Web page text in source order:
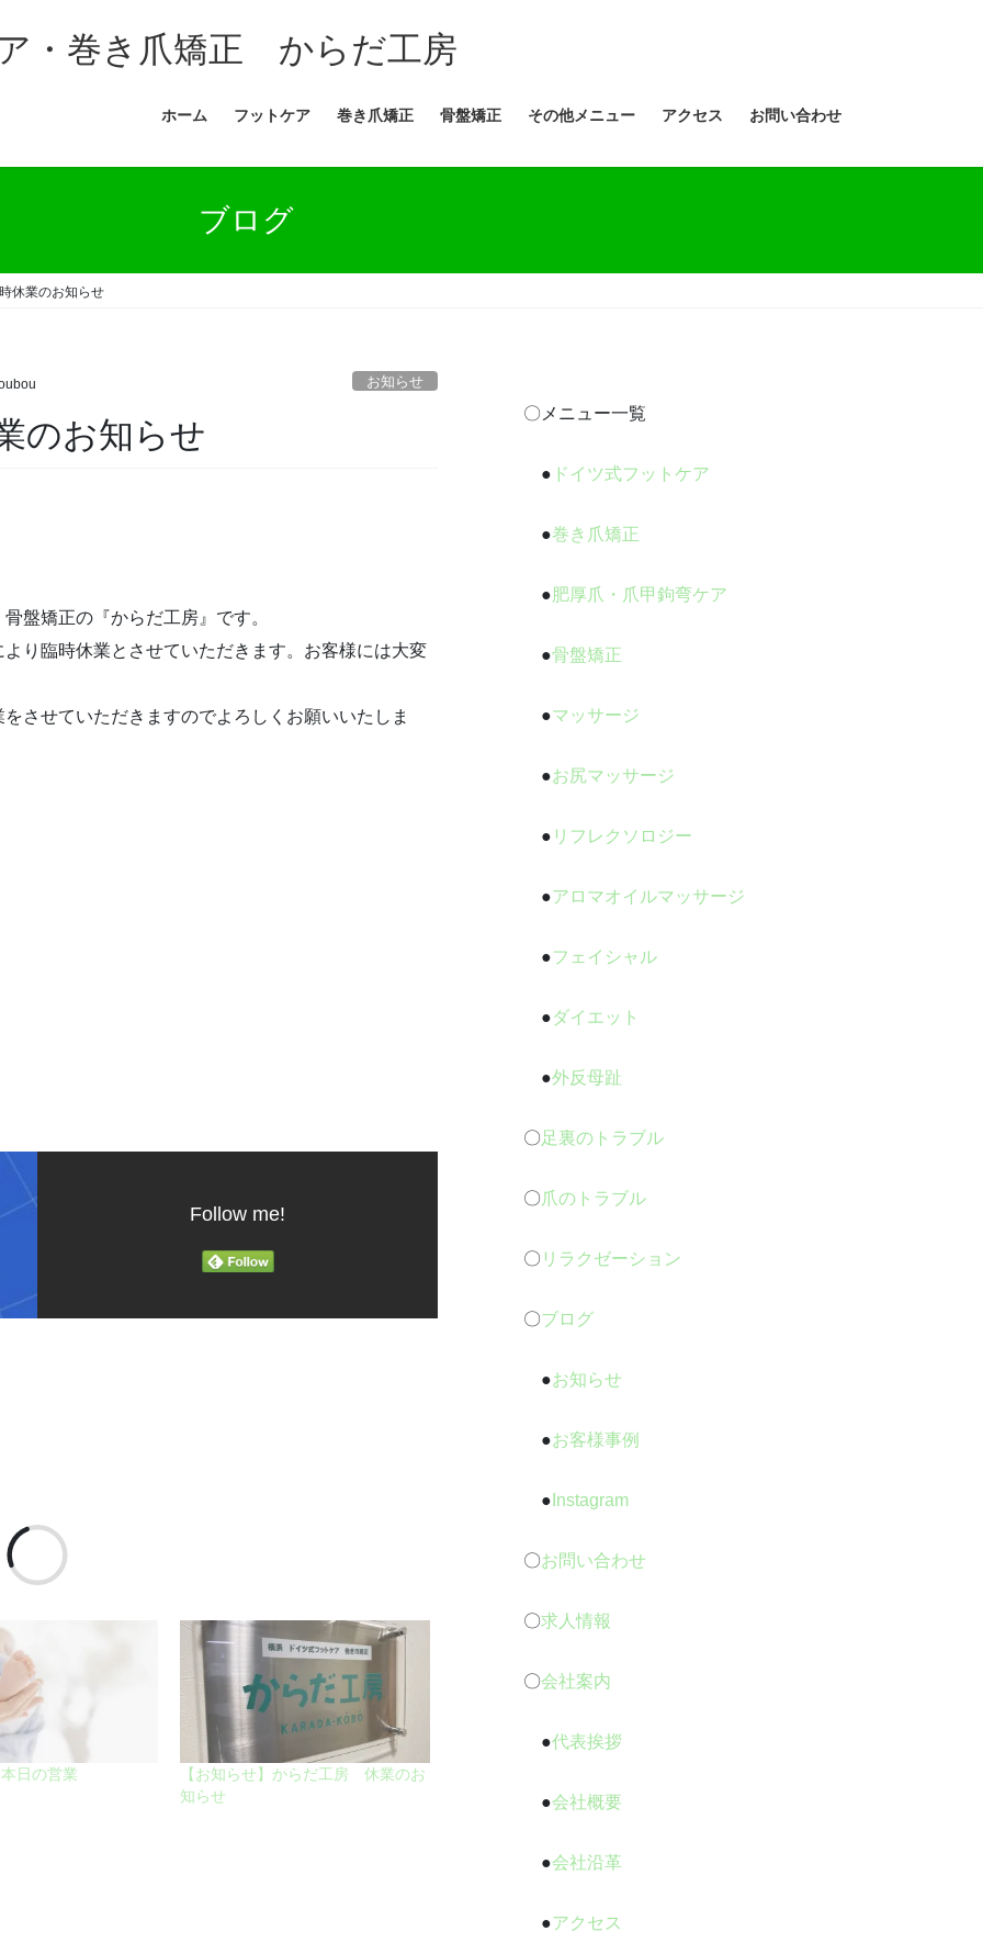
・巻き爪矯正 からだ工房
ホーム フットケア 巻き爪矯正 骨盤矯正 その他メニュー アクセス お問い合わせ
ブログ
休業のお知らせ
お知らせ
のお知らせ
盤矯正の『からだ工房』です。
り臨時休業とさせていただきます。お客様には大変
させていただきますのでよろしくお願いいたしま
Follow me!
日の営業
【お知らせ】からだ工房 休業のお
知らせ
〇メニュー一覧
● ドイツ式フットケア
●巻き爪矯正
● 肥厚爪・爪甲鉤弯ケア
●骨盤矯正
●マッサージ
●お尻マッサージ
● リフレクソロジー
●アロマオイルマッサージ
●フェイシャル
●ダイエット
●外反母趾
〇足裏のトラブル
〇爪のトラブル
〇 リラクゼーション
〇ブログ
●お知らせ
●お客様事例
● Instagram
〇お問い合わせ
〇求人情報
〇会社案内
●代表挨拶
●会社概要
●会社沿革
●アクセス